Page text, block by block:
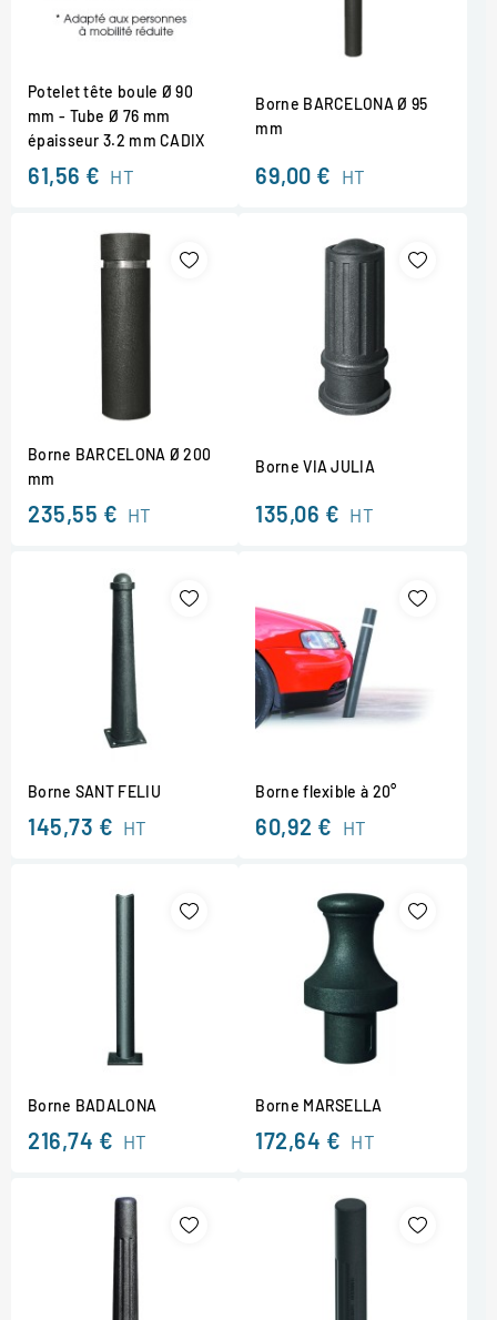
Potelet tête boule Ø 90
mm - Tube Ø 76 mm
épaisseur 3.2 mm CADIX
61,56 € HT
Borne BARCELONA Ø 95
mm
69,00 € HT
Borne BARCELONA Ø 200
mm
235,55 € HT
Borne VIA JULIA
135,06 € HT
Borne SANT FELIU
145,73 € HT
Borne flexible à 20°
60,92 € HT
Borne BADALONA
216,74 € HT
Borne MARSELLA
172,64 € HT